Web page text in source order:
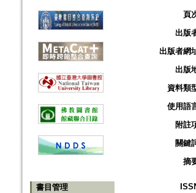
書目管理
頁
出版
出版者網
出版
資料類
使用語
附註
關鍵
摘